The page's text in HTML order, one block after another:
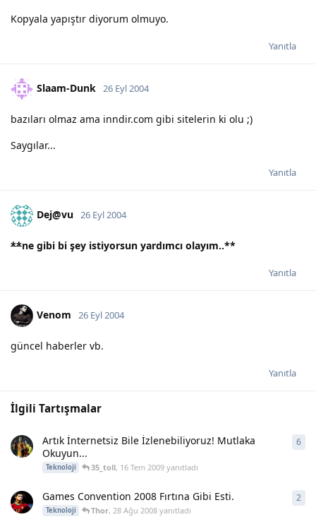
Kopyala yapıştır diyorum olmuyo.
Yanıtla
Slaam-Dunk 26 Eyl 2004
bazıları olmaz ama inndir.com gibi sitelerin ki olu ;)
Saygılar...
Yanıtla
Dej@vu 26 Eyl 2004
**ne gibi bi şey istiyorsun yardımcı olayım..**
Yanıtla
Venom 26 Eyl 2004
güncel haberler vb.
Yanıtla
İlgili Tartışmalar
Artık İnternetsiz Bile İzlenebiliyoruz! Mutlaka
Okuyun...
Teknoloji 35_toll, 16 Tem 2009 yanıtladı
6
Games Convention 2008 Fırtına Gibi Esti.
Teknoloji Thor,28 Ağu 2008 yanıtladı
2